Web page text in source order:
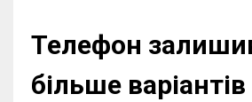
Телефон
більше варіантів